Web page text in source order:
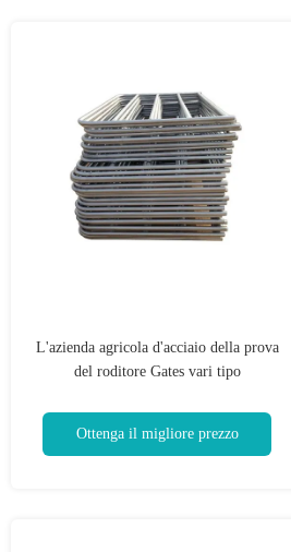
L'azienda agricola d'acciaio della prova
del roditore Gates vari tipo
Ottenga il migliore prezzo